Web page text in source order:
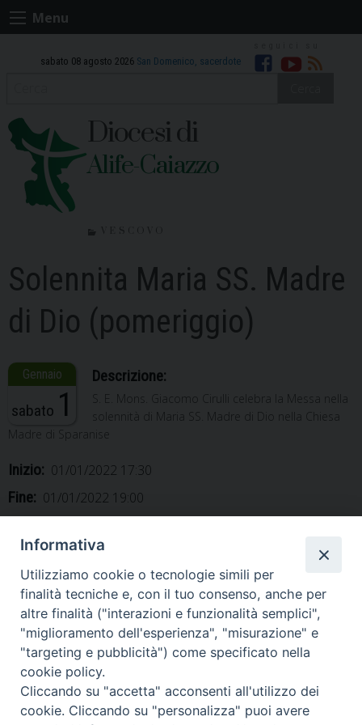
Skip
to
Menu
sabato 08 agosto 2026 San Domenico, sacerdote Facebook
Youtube
RSS
Diocesi di
Alife-Caiazzo
Solennita Maria SS. Madre
di Dio (pomeriggio)
sabato 1
Descrizione:
S. E. Mons. Giacomo Cirulli celebra la Messa nella
solennità di Maria SS. Madre di Dio nella Chiesa
Madre di Sparanise
Inizio: 01/01/2022 17:30
Fine: 01/01/2022 19:00
Solennità di Maria SS.
Madre di Dio
Ingresso del Vescovo,
anniversario
Informativa
Utilizziamo cookie o tecnologie simili per
finalità tecniche e, con il tuo consenso, anche per
altre finalità ("interazioni e funzionalità semplici",
"miglioramento dell'esperienza", "misurazione" e
"targeting e pubblicità") come specificato nella
cookie policy.
Cliccando su "accetta" acconsenti all'utilizzo dei
cookie. Cliccando su "personalizza" puoi avere